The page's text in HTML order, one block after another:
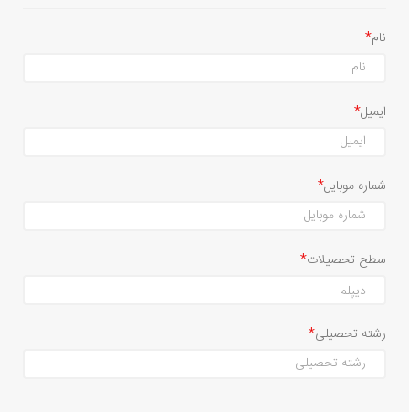
نام
ایمیل
شماره موبایل
سطح تحصیلات
رشته تحصیلی